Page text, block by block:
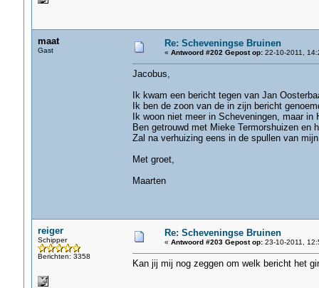
maat
Gast
Re: Scheveningse Bruinen
« Antwoord #202 Gepost op:22-10-2011,
Jacobus,
Ik kwam een bericht tegen van Jan
Ik ben de zoon van de in zijn bericht
Ik woon niet meer in Scheveningen, maar in
Ben getrouwd met Mieke Termorshuizen en
Zal na verhuizing eens in de spullen van
Met groet,
Maarten
reiger
Schipper
Berichten: 3358
Re: Scheveningse Bruinen
« Antwoord #203 Gepost op:23-10-2011,
Kan jij mij nog zeggen om welk bericht het